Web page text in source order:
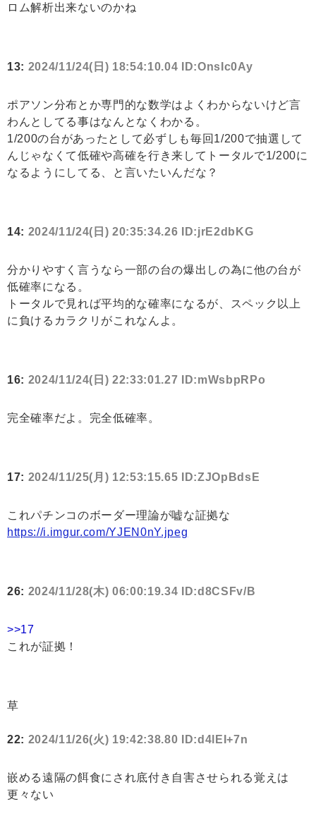
ロム解析出来ないのかね
13: 2024/11/24(日) 18:54:10.04 ID:OnsIc0Ay
ポアソン分布とか専門的な数学はよくわからないけど言
わんとしてる事はなんとなくわかる。
1/200の台があったとして必ずしも毎回1/200で抽選して
んじゃなくて低確や高確を行き来してトータルで1/200に
なるようにしてる、と言いたいんだな？
14: 2024/11/24(日) 20:35:34.26 ID:jrE2dbKG
分かりやすく言うなら一部の台の爆出しの為に他の台が
低確率になる。
トータルで見れば平均的な確率になるが、スペック以上
に負けるカラクリがこれなんよ。
16: 2024/11/24(日) 22:33:01.27 ID:mWsbpRPo
完全確率だよ。完全低確率。
17: 2024/11/25(月) 12:53:15.65 ID:ZJOpBdsE
これパチンコのボーダー理論が嘘な証拠な
https://i.imgur.com/YJEN0nY.jpeg
26: 2024/11/28(木) 06:00:19.34 ID:d8CSFv/B
>>17
これが証拠！
草
22: 2024/11/26(火) 19:42:38.80 ID:d4lEI+7n
嵌める遠隔の餌食にされ底付き自害させられる覚えは
更々ない